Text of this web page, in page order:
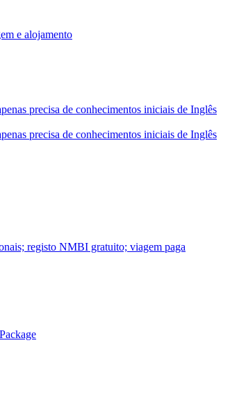
e alojamento
precisa de conhecimentos iniciais de Inglês
precisa de conhecimentos iniciais de Inglês
registo NMBI gratuito; viagem paga